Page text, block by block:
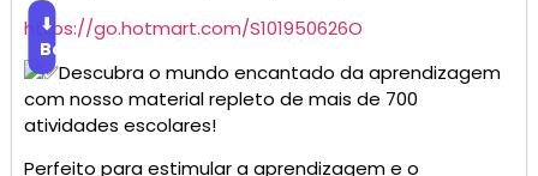
https://go.hotmart.com/S101950626O
⬇
Baixar
Descubra o mundo encantado da aprendizagem
com nosso material repleto de mais de 700
atividades escolares!
Perfeito para estimular a aprendizagem e o